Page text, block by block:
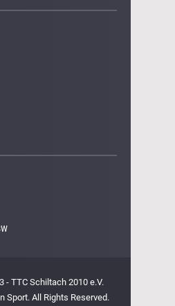
- TTC Schiltach 2010 e.V.
Sport. All Rights Reserved.